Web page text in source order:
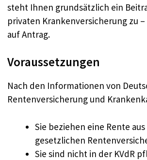
steht Ihnen grundsätzlich ein
privaten Krankenversicherung zu
auf Antrag.
Voraussetzungen
Nach den Informationen von
Rentenversicherung und
Sie beziehen eine Rente
gesetzlichen
Sie sind nicht in der KVdR